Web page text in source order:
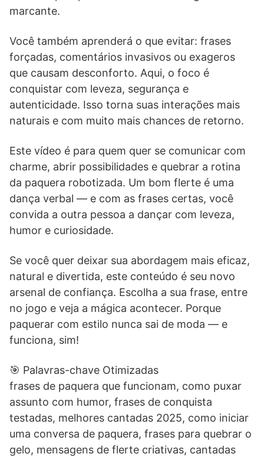
marcante.
Você também aprenderá o que evitar: frases
forçadas, comentários invasivos ou exageros
que causam desconforto. Aqui, o foco é
conquistar com leveza, segurança e
autenticidade. Isso torna suas interações mais
naturais e com muito mais chances de retorno.
Este vídeo é para quem quer se comunicar com
charme, abrir possibilidades e quebrar a rotina
da paquera robotizada. Um bom flerte é uma
dança verbal — e com as frases certas, você
convida a outra pessoa a dançar com leveza,
humor e curiosidade.
Se você quer deixar sua abordagem mais eficaz,
natural e divertida, este conteúdo é seu novo
arsenal de confiança. Escolha a sua frase, entre
no jogo e veja a mágica acontecer. Porque
paquerar com estilo nunca sai de moda — e
funciona, sim!
🎯 Palavras-chave Otimizadas
frases de paquera que funcionam, como puxar
assunto com humor, frases de conquista
testadas, melhores cantadas 2025, como iniciar
uma conversa de paquera, frases para quebrar o
gelo, mensagens de flerte criativas, cantadas